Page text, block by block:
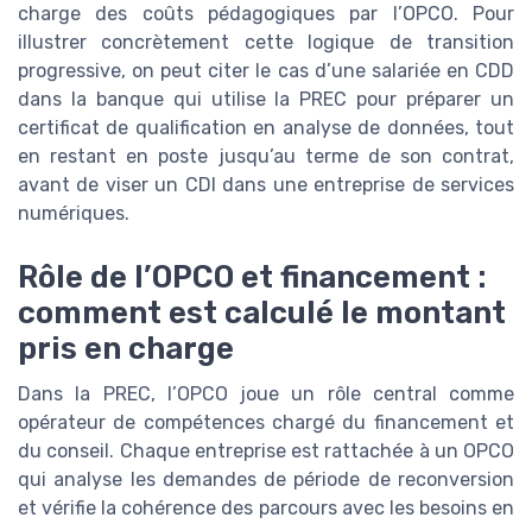
charge des coûts pédagogiques par l’OPCO. Pour
illustrer concrètement cette logique de transition
progressive, on peut citer le cas d’une salariée en CDD
dans la banque qui utilise la PREC pour préparer un
certificat de qualification en analyse de données, tout
en restant en poste jusqu’au terme de son contrat,
avant de viser un CDI dans une entreprise de services
numériques.
Rôle de l’OPCO et financement :
comment est calculé le montant
pris en charge
Dans la PREC, l’OPCO joue un rôle central comme
opérateur de compétences chargé du financement et
du conseil. Chaque entreprise est rattachée à un OPCO
qui analyse les demandes de période de reconversion
et vérifie la cohérence des parcours avec les besoins en